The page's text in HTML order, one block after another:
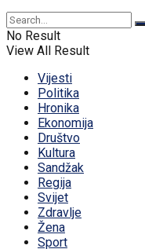
No Result
View All Result
Vijesti
Politika
Hronika
Ekonomija
Društvo
Kultura
Sandžak
Regija
Svijet
Zdravlje
Žena
Sport